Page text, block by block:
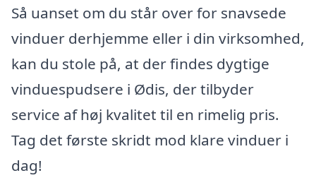
Så uanset om du står over for snavsede
vinduer derhjemme eller i din virksomhed,
kan du stole på, at der findes dygtige
vinduespudsere i Ødis, der tilbyder
service af høj kvalitet til en rimelig pris.
Tag det første skridt mod klare vinduer i
dag!